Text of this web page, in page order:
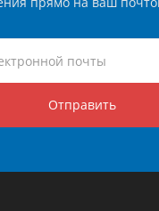
Отправить